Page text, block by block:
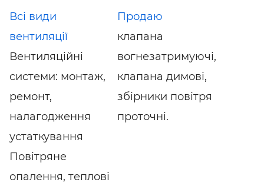
Всі види
вентиляції
Вентиляційні
системи: монтаж,
ремонт,
налагодження
устаткування
Повітряне
опалення, теплові
Продаю
клапана
вогнезатримуючі,
клапана димові,
збірники повітря
проточні.